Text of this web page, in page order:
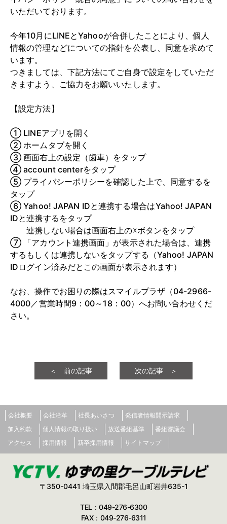
いただいております。
今年10月にLINEとYahooが合併したことにより、個人
情報の管理などについての指針を公表し、同意を求めて
います。
つきましては、下記方法にてご自身で設定をしていただ
きますよう、ご協力をお願いいたします。
【設定方法】
① LINEアプリを開く
② ホームタブを開く
③ 画面右上の設定（歯車）をタップ
④ account centerをタップ
⑤ プライバシーポリシーを確認した上で、同意するを
タップ
⑥ Yahoo! JAPAN IDと連携する場合はYahoo! JAPAN
IDと連携するをタップ
連携しない場合は画面右上の☓ボタンをタップ
⑦ 「アカウント連携画面」が表示された場合は、連携
するもしくは連携しないをタップする（Yahoo! JAPAN
IDログイン済みだとこの画面が表示されます）
なお、操作でお困りの際はスマイルプラザ（04-2966-
4000／営業時間9：00～18：00）へお問い合わせくだ
さい。
＜ 前の記事 次の記事 ＞
会社概要 会社沿革 社長あいさつ
発信者情報開示請求
加入約款
個人情報の取り扱い 放送番組基準
番組審議会
アクセス
採用情報 新卒採用情報 サイトマップ
〒350-0441 埼玉県入間郡毛呂山町岩井635-1
TEL：049-276-6300
FAX：049-276-6311